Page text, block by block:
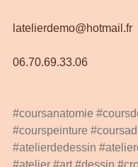
latelierdemo@hotmail.fr
06.70.69.33.06
#coursanatomie
#courspeinture
#atelierdedessin
#atelier #art #dessin